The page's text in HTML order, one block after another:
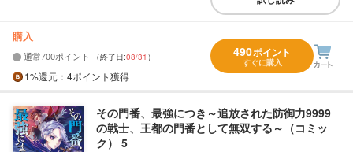
購入
通常700ポイント （終了日:08/31 ）
1%還元 ：4ポイント獲得
490ポイント
すぐに購入
その門番、最強につき～追放された防御力9999
の戦士、王都の門番として無双する～（コミッ
ク） 5